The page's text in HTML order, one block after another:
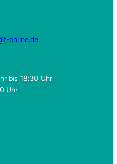
online.de
bis 18:30 Uhr
Uhr